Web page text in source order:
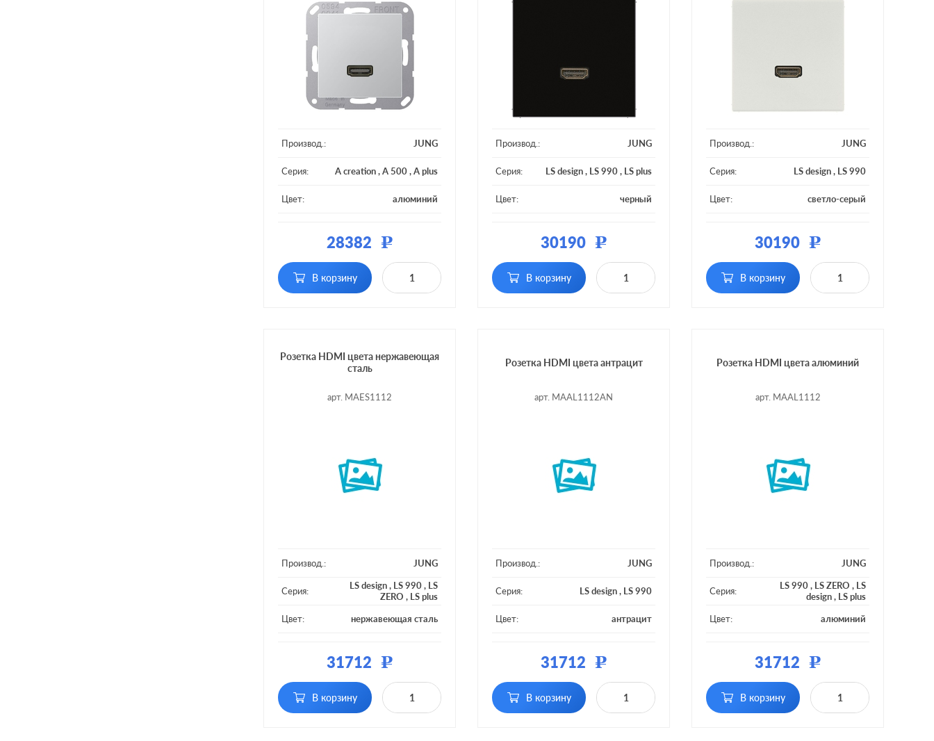
Производ.: JUNG
Серия: A creation,A 500,A plus
Цвет: алюминий
28382 Р
В корзину
Производ.: JUNG
Серия: LS design, LS 990, LS plus
Цвет: черный
30190Р
В корзину
Производ.: JUNG
Серия: LS design, LS 990
Цвет: светло-серый
30190Р
В корзину
Розетка HDMI цвета нержавеющая
сталь
арт. MAES1112
Производ.: JUNG
Серия: LS design, LS 990, LS
ZERO , LS plus
Цвет:
нержавеющая сталь
31712 Р
В корзину
Розетка HDMI цвета антрацит
арт. MAAL1112AN
Производ.: JUNG
Серия: LS design, LS 990
Цвет: антрацит
31712 Р
В корзину
Розетка HDMI цвета алюминий
арт. MAAL1112
Производ.: JUNG
Серия: LS 990, LS ZERO , LS
design, LS plus
Цвет:
алюминий
31712 Р
В корзину